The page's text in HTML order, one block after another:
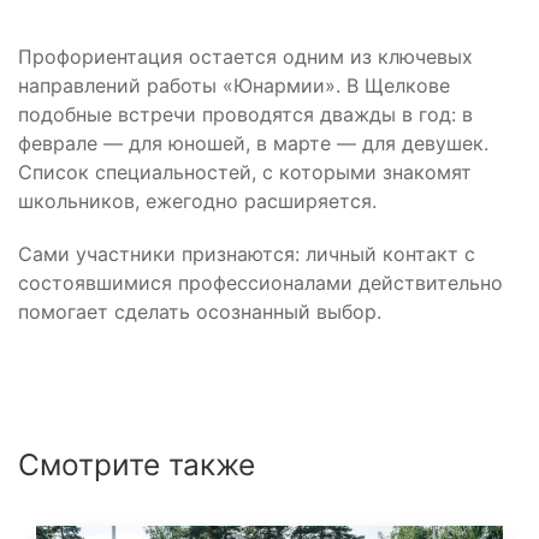
Профориентация остается одним из ключевых
направлений работы «Юнармии». В Щелкове
подобные встречи проводятся дважды в год: в
феврале — для юношей, в марте — для девушек.
Список специальностей, с которыми знакомят
школьников, ежегодно расширяется.
Сами участники признаются: личный контакт с
состоявшимися профессионалами действительно
помогает сделать осознанный выбор.
Смотрите также